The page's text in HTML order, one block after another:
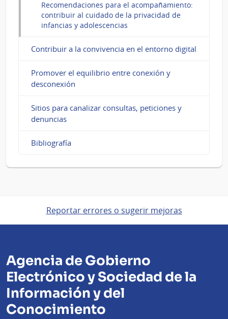
Recomendaciones para el acompañamiento:
contribuir al cuidado de la privacidad de
infancias y adolescencias
Contribuir a la convivencia en el entorno digital
Promover el equilibrio entre conexión y
desconexión
Sitios para canalizar consultas, peticiones y
denuncias
Bibliografía
Reportar errores o sugerir mejoras
Agencia de Gobierno
Electrónico y Sociedad de la
Información y del
Conocimiento